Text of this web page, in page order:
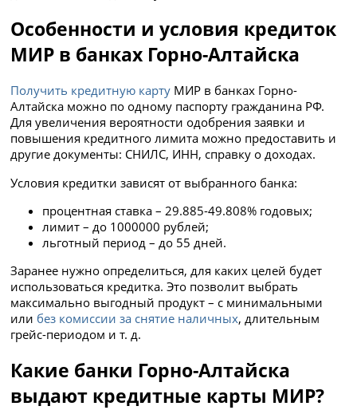
Особенности и условия кредиток
МИР в банках Горно-Алтайска
Получить кредитную карту МИР в банках Горно-
Алтайска можно по одному паспорту гражданина РФ.
Для увеличения вероятности одобрения заявки и
повышения кредитного лимита можно предоставить и
другие документы: СНИЛС, ИНН, справку о доходах.
Условия кредитки зависят от выбранного банка:
процентная ставка – 29.885-49.808% годовых;
лимит – до 1000000 рублей;
льготный период – до 55 дней.
Заранее нужно определиться, для каких целей будет
использоваться кредитка. Это позволит выбрать
максимально выгодный продукт – с минимальными
или без комиссии за снятие наличных, длительным
грейс-периодом и т. д.
Какие банки Горно-Алтайска
выдают кредитные карты МИР?